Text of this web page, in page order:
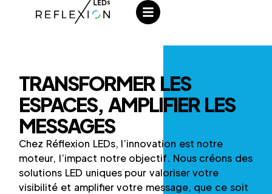
TRANSFORMER LES
ESPACES, AMPLIFIER LES
MESSAGES
Chez Réflexion LEDs, l’innovation est notre
moteur, l’impact notre objectif. Nous créons des
solutions LED uniques pour valoriser votre
visibilité et amplifier votre message, que ce soit